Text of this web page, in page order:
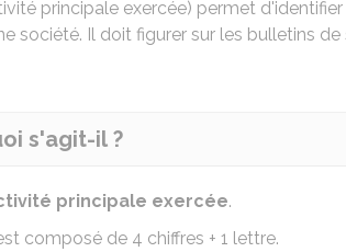
principale exercée) permet
société. Il doit figurer sur les bulletins
s'agit-il ?
principale exercée.
composé de 4 chiffres + 1 lettre.